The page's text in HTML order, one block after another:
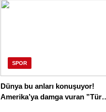
SPOR
Dünya bu anları konuşuyor!
Amerika’ya damga vuran ”Türk